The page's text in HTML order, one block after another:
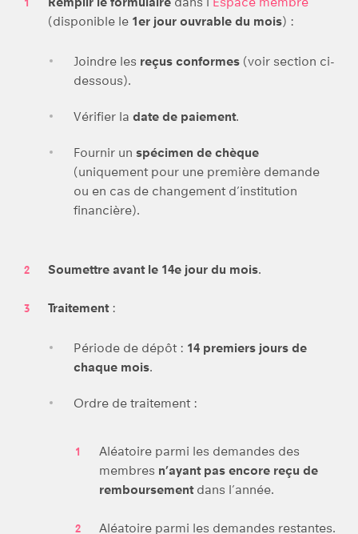
(disponible le 1er jour ouvrable du mois) :
Joindre les reçus conformes (voir section ci-
dessous).
Vérifier la date de paiement.
Fournir un spécimen de chèque
(uniquement pour une première demande
ou en cas de changement d’institution
financière).
Soumettre avant le 14e jour du mois.
Traitement:
Période de dépôt : 14 premiers jours de
chaque mois.
Ordre de traitement :
Aléatoire parmi les demandes des
membres n’ayant pas encore reçu de
remboursementdans l’année.
Aléatoire parmi les demandes restantes.